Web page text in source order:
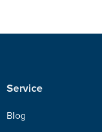
Service
Blog